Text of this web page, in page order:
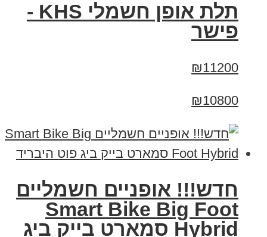
תלת אופן חשמלי KHS -
פישר
₪11200
₪10800
חדש!!! אופניים חשמליים
Smart Bike Big Foot
Hybrid סמארט בייק ביג